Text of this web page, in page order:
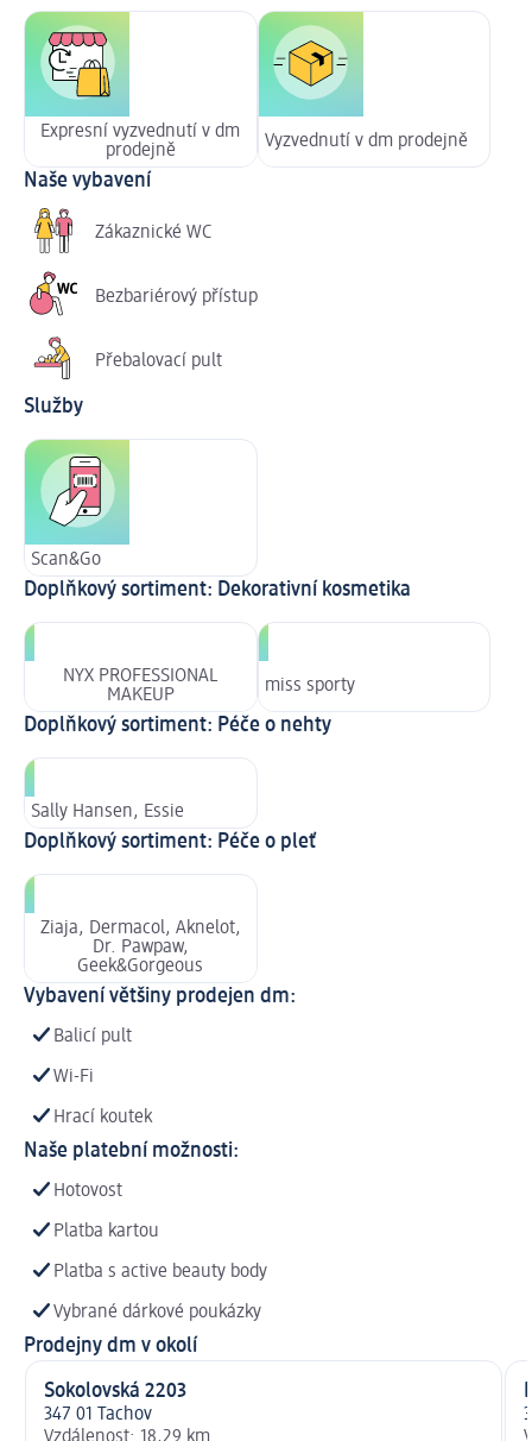
Expresní vyzvednutí v dm
prodejně
Vyzvednutí v dm prodejně
Naše vybavení
Zákaznické WC
Bezbariérový přístup
Přebalovací pult
Služby
Scan&Go
Doplňkový sortiment: Dekorativní kosmetika
NYX PROFESSIONAL
MAKEUP
miss sporty
Doplňkový sortiment: Péče o nehty
Sally Hansen, Essie
Doplňkový sortiment: Péče o pleť
Ziaja, Dermacol, Aknelot,
Dr. Pawpaw,
Geek&Gorgeous
Vybavení většiny prodejen dm:
Balicí pult
Wi-Fi
Hrací koutek
Naše platební možnosti:
Hotovost
Platba kartou
Platba s active beauty body
Vybrané dárkové poukázky
Prodejny dm v okolí
Sokolovská 2203
347 01 Tachov